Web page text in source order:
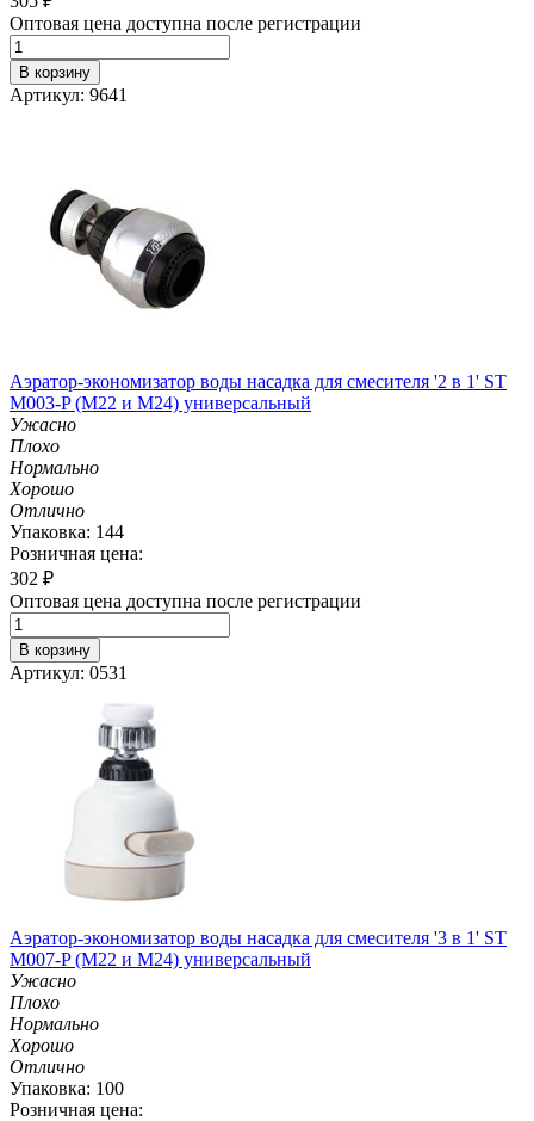
Оптовая цена доступна после регистрации
В корзину
Артикул: 9641
Аэратор-экономизатор воды насадка для смесителя '2 в 1' ST
M003-P (М22 и M24) универсальный
Ужасно
Плохо
Нормально
Хорошо
Отлично
Упаковка: 144
Розничная цена:
302 ₽
Оптовая цена доступна после регистрации
В корзину
Артикул: 0531
Аэратор-экономизатор воды насадка для смесителя '3 в 1' ST
M007-P (М22 и M24) универсальный
Ужасно
Плохо
Нормально
Хорошо
Отлично
Упаковка: 100
Розничная цена: